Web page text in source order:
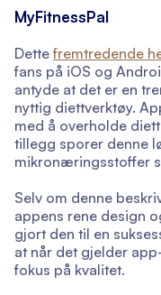
MyFitnessPal
Dettefremtredende
fans på iOS og
antyde at det er en
nyttig diettverktøy.
med å overholde
tillegg sporer denne
mikronæringsstoffer
Selv om denne
appens rene design
gjort den til en
at når det gjelder
fokus på kvalitet.